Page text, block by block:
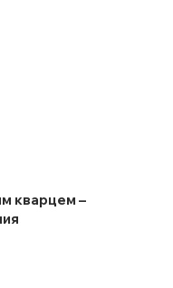
кварцем –